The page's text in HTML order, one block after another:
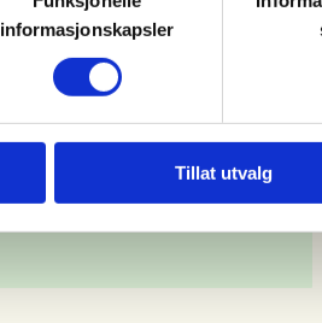
informasjonskapsler
Tillat utvalg